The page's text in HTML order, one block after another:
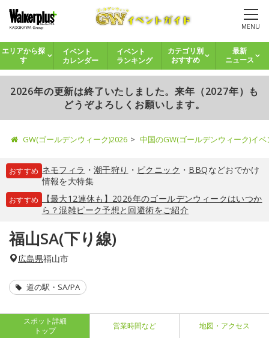
MENU
エリアから探
す
イベント
カレンダー
イベント
ランキング
カテゴリ別
おすすめ
最新
ニュース
2026年の更新は終了いたしました。来年（2027年）も
どうぞよろしくお願いします。
GW(ゴールデンウィーク)2026 中国のGW(ゴールデンウィーク)イ
おすすめ ネモフィラ ・ 潮干狩り ・ ピクニック ・ BBQなどおでかけ
情報を大特集
おすすめ
【最大12連休も】2026年のゴールデンウィークはいつか
ら？混雑ピーク予想と回避術をご紹介
福山SA(下り線)
広島県福山市
道の駅・SA/PA
スポット詳細
トップ
営業時間など 地図・アクセス